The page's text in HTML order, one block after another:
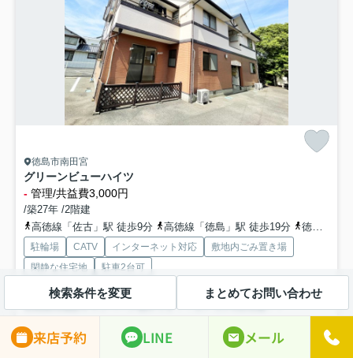
徳島市南田宮
グリーンビューハイツ
- 管理/共益費3,000円
/築27年 /2階建
高徳線「佐古」駅 徒歩9分
高徳線「徳島」駅 徒歩19分 徳島線「蔵本」駅 徒歩38分
駐輪場 CATV インターネット対応
敷地内ごみ置き場
閑静な住宅地
駐車2台可
初期費用減額キャンペーン物件です！！エアコン2台完備！！
募集中の部屋
検索条件を変更 まとめてお問い合わせ
来店予約 LINE メール